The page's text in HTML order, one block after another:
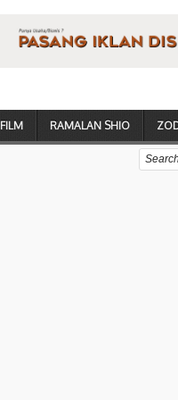
FILM RAMALAN SHIO